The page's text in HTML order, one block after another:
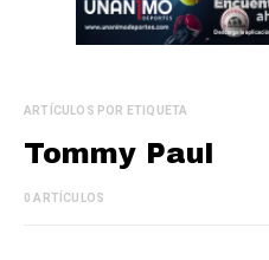
ARTÍCULOS POR ETIQUETA
Tommy Paul
0 ARTÍCULOS